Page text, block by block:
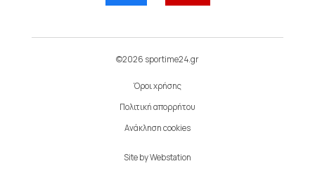
©2026 sportime24.gr
Όροι χρήσης
Πολιτική απορρήτου
Ανάκληση cookies
Site byWebstation